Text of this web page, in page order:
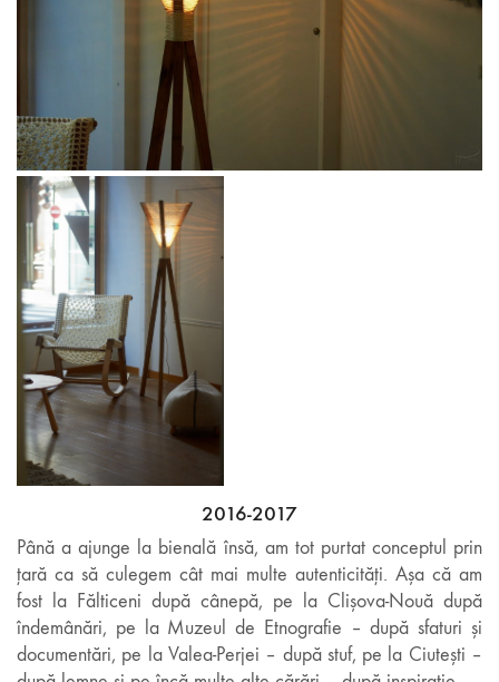
2016-2017
Până a ajunge la bienală însă, am tot purtat conceptul prin
țară ca să culegem cât mai multe autenticități. Așa că am
fost la Fălticeni după cânepă, pe la Clișova-Nouă după
îndemânări, pe la Muzeul de Etnografie – după sfaturi și
documentări, pe la Valea-Perjei – după stuf, pe la Ciutești –